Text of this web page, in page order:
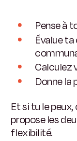
Pense à
Évalue
Calculez
Donne la
Et si tu le
propose les
flexibilité.